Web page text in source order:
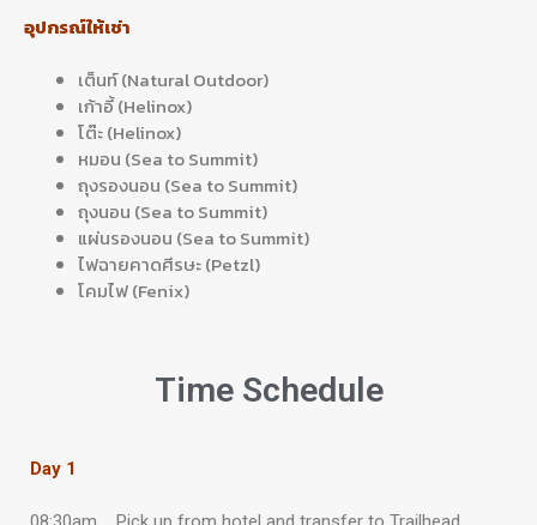
อุปกรณ์ให้เช่า
เต็นท์ (Natural Outdoor)
เก้าอี้ (Helinox)
โต๊ะ (Helinox)
หมอน (Sea to Summit)
ถุงรองนอน (Sea to Summit)
ถุงนอน (Sea to Summit)
แผ่นรองนอน (Sea to Summit)
ไฟฉายคาดศีรษะ (Petzl)
โคมไฟ (Fenix)
Time Schedule
Day 1